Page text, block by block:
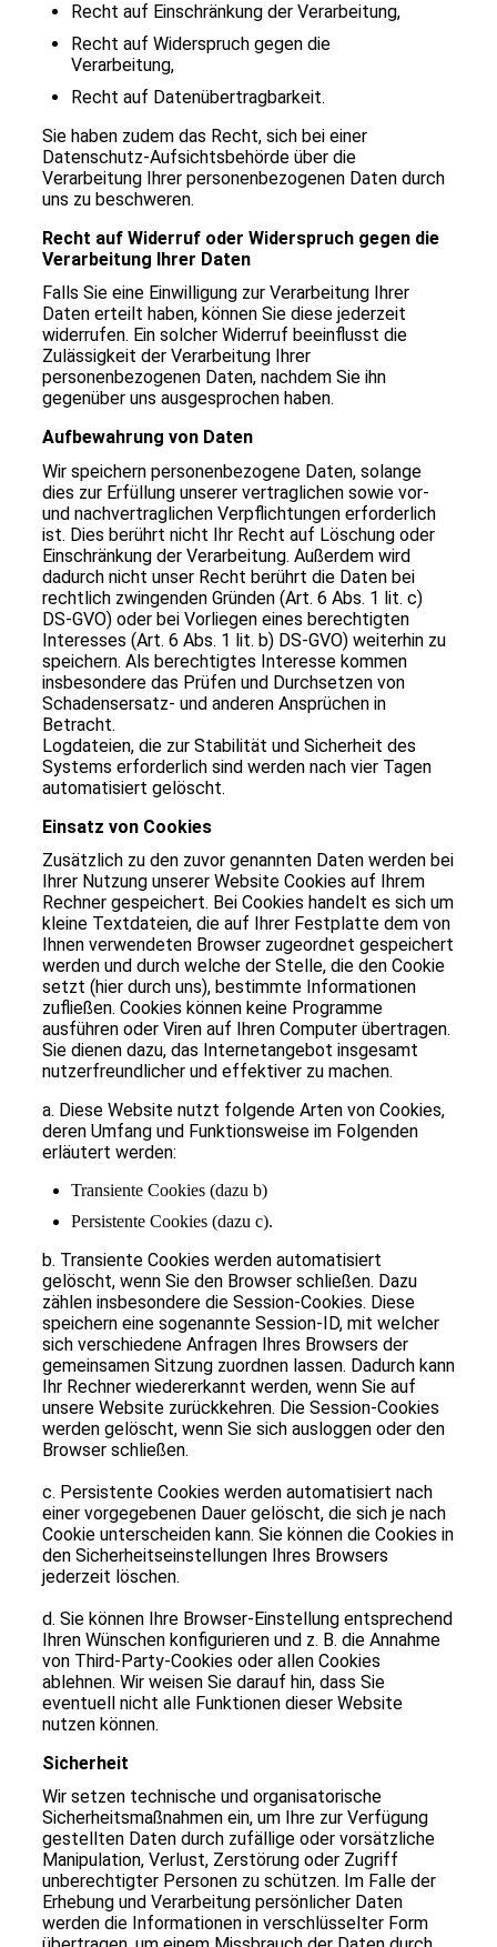
Recht auf Einschränkung der Verarbeitung,
Recht auf Widerspruch gegen die
Verarbeitung,
Recht auf Datenübertragbarkeit.
Sie haben zudem das Recht, sich bei einer
Datenschutz-Aufsichtsbehörde über die
Verarbeitung Ihrer personenbezogenen Daten durch
uns zu beschweren.
Recht auf Widerruf oder Widerspruch gegen die
Verarbeitung Ihrer Daten
Falls Sie eine Einwilligung zur Verarbeitung Ihrer
Daten erteilt haben, können Sie diese jederzeit
widerrufen. Ein solcher Widerruf beeinflusst die
Zulässigkeit der Verarbeitung Ihrer
personenbezogenen Daten, nachdem Sie ihn
gegenüber uns ausgesprochen haben.
Aufbewahrung von Daten
Wir speichern personenbezogene Daten, solange
dies zur Erfüllung unserer vertraglichen sowie vor-
und nachvertraglichen Verpflichtungen erforderlich
ist. Dies berührt nicht Ihr Recht auf Löschung oder
Einschränkung der Verarbeitung. Außerdem wird
dadurch nicht unser Recht berührt die Daten bei
rechtlich zwingenden Gründen (Art. 6 Abs. 1 lit. c)
DS-GVO) oder bei Vorliegen eines berechtigten
Interesses (Art. 6 Abs. 1 lit. b) DS-GVO) weiterhin zu
speichern. Als berechtigtes Interesse kommen
insbesondere das Prüfen und Durchsetzen von
Schadensersatz- und anderen Ansprüchen in
Betracht.
Logdateien, die zur Stabilität und Sicherheit des
Systems erforderlich sind werden nach vier Tagen
automatisiert gelöscht.
Einsatz von Cookies
Zusätzlich zu den zuvor genannten Daten werden bei
Ihrer Nutzung unserer Website Cookies auf Ihrem
Rechner gespeichert. Bei Cookies handelt es sich um
kleine Textdateien, die auf Ihrer Festplatte dem von
Ihnen verwendeten Browser zugeordnet gespeichert
werden und durch welche der Stelle, die den Cookie
setzt (hier durch uns), bestimmte Informationen
zufließen. Cookies können keine Programme
ausführen oder Viren auf Ihren Computer übertragen.
Sie dienen dazu, das Internetangebot insgesamt
nutzerfreundlicher und effektiver zu machen.
a. Diese Website nutzt folgende Arten von Cookies,
deren Umfang und Funktionsweise im Folgenden
erläutert werden:
Transiente Cookies (dazu b)
Persistente Cookies (dazu c).
b. Transiente Cookies werden automatisiert
gelöscht, wenn Sie den Browser schließen. Dazu
zählen insbesondere die Session-Cookies. Diese
speichern eine sogenannte Session-ID, mit welcher
sich verschiedene Anfragen Ihres Browsers der
gemeinsamen Sitzung zuordnen lassen. Dadurch kann
Ihr Rechner wiedererkannt werden, wenn Sie auf
unsere Website zurückkehren. Die Session-Cookies
werden gelöscht, wenn Sie sich ausloggen oder den
Browser schließen.
c. Persistente Cookies werden automatisiert nach
einer vorgegebenen Dauer gelöscht, die sich je nach
Cookie unterscheiden kann. Sie können die Cookies in
den Sicherheitseinstellungen Ihres Browsers
jederzeit löschen.
d. Sie können Ihre Browser-Einstellung entsprechend
Ihren Wünschen konfigurieren und z. B. die Annahme
von Third-Party-Cookies oder allen Cookies
ablehnen. Wir weisen Sie darauf hin, dass Sie
eventuell nicht alle Funktionen dieser Website
nutzen können.
Sicherheit
Wir setzen technische und organisatorische
Sicherheitsmaßnahmen ein, um Ihre zur Verfügung
gestellten Daten durch zufällige oder vorsätzliche
Manipulation, Verlust, Zerstörung oder Zugriff
unberechtigter Personen zu schützen. Im Falle der
Erhebung und Verarbeitung persönlicher Daten
werden die Informationen in verschlüsselter Form